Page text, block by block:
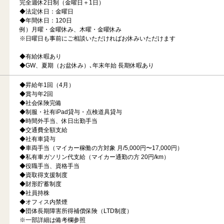
完全週休2日制（金曜日＋1日）
◆法定休日：金曜日
◆年間休日：120日
例）月曜・金曜休み、木曜・金曜休み
※日曜日も事前にご相談いただければお休みいただけます
◆有給休暇あり
◆GW、夏期（お盆休み）､年末年始 長期休暇あり
◆昇給年1回（4月）
◆賞与年2回
◆社会保険完備
◆制服・社有iPad貸与・点検道具貸与
◆時間外手当、休日出勤手当
◆交通費全額支給
◆社有車貸与
◆車両手当（マイカー稼働の方対象 月/5,000円〜17,000円）
◆私有車ガソリン代支給（マイカー通勤の方 20円/km）
◆役職手当、資格手当
◆資取得支援制度
◆財形貯蓄制度
◆社員持株
◆オフィス内禁煙
◆団体長期障害所得補償保険（LTD制度）
※一部詳細は備考欄参照